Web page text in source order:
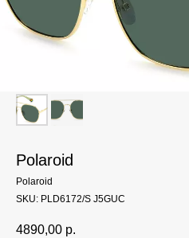
Polaroid
Polaroid
SKU: PLD6172/S J5GUC
4890,00 р.